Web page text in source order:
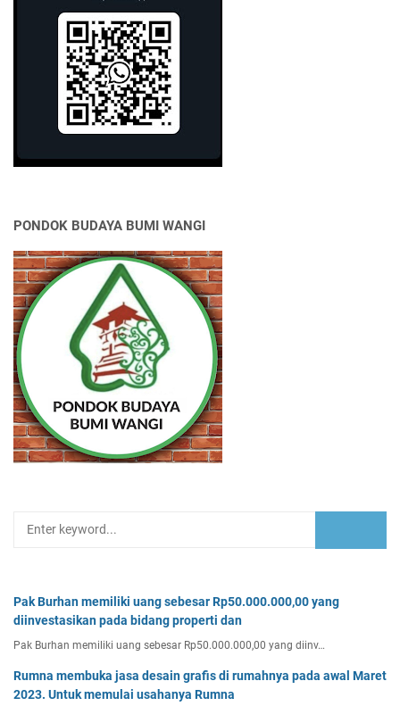
PONDOK BUDAYA BUMI WANGI
Pak Burhan memiliki uang sebesar Rp50.000.000,00 yang
diinvestasikan pada bidang properti dan
Pak Burhan memiliki uang sebesar Rp50.000.000,00 yang diinv…
Rumna membuka jasa desain grafis di rumahnya pada awal Maret
2023. Untuk memulai usahanya Rumna